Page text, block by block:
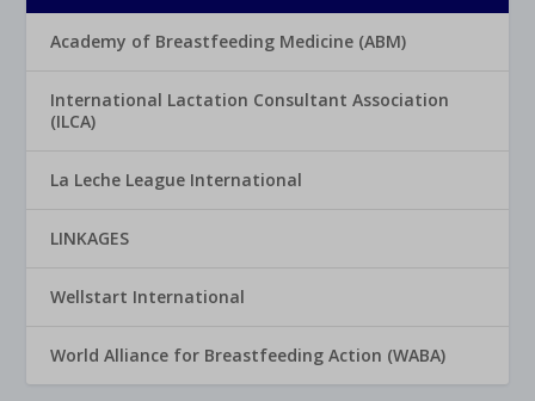
Academy of Breastfeeding Medicine (ABM)
International Lactation Consultant Association
(ILCA)
La Leche League International
LINKAGES
Wellstart International
World Alliance for Breastfeeding Action (WABA)